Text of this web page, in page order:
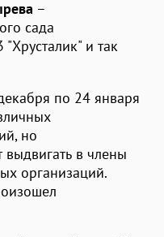
–
сада
и так
по 24 января
но
выдвигать в члены
организаций.